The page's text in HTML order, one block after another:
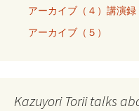
アーカイブ（４）講演録
アーカイブ（５）
Kazuyori Torii talks